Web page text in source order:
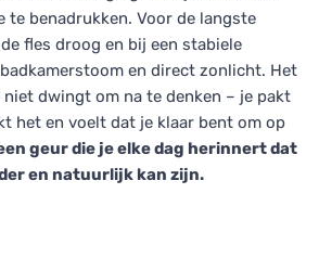
te benadrukken. Voor de langste
fles droog en bij een stabiele
en direct zonlicht. Het
dwingt om na te denken – je pakt
het en voelt dat je klaar bent om op
geur die je elke dag herinnert dat
en natuurlijk kan zijn.